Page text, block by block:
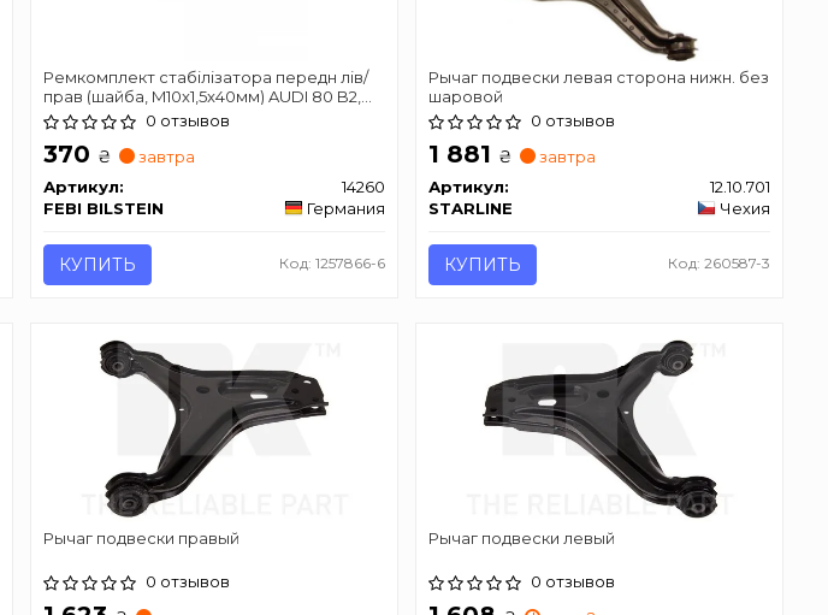
Ремкомплект стабілізатора передн лів/
прав (шайба, M10x1,5x40мм) AUDI 80 B2,
80 B3, 90 B2, 90 B3, COUPE B2, COUPE B3
VW PASSAT B2, SANTANA 1.3-2.3 08.78-
0 отзывов
370 ₴
завтра
Артикул:
14260
FEBI BILSTEIN
Германия
КУПИТЬ Код: 1257866-6
Рычаг подвески левая сторона нижн. без
шаровой
0 отзывов
1 881 ₴
завтра
Артикул:
12.10.701
STARLINE
Чехия
КУПИТЬ Код: 260587-3
Рычаг подвески правый
0 отзывов
Рычаг подвески левый
0 отзывов